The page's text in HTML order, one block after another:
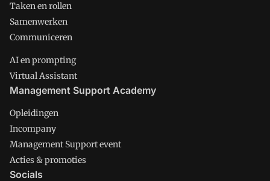
Taken en rollen
Samenwerken
Communiceren
AI en prompting
Virtual Assistant
Management Support Academy
Opleidingen
Incompany
Management Support event
Acties & promoties
Socials